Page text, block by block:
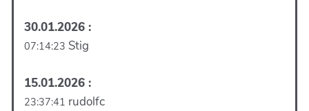
30.01.2026 :
07:14:23 Stig
15.01.2026 :
23:37:41 rudolfc